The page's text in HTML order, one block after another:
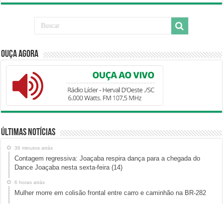
Ouça Agora
Últimas Notícias
36 minutos atrás
Contagem regressiva: Joaçaba respira dança para a chegada do
Dance Joaçaba nesta sexta-feira (14)
6 horas atrás
Mulher morre em colisão frontal entre carro e caminhão na BR-282